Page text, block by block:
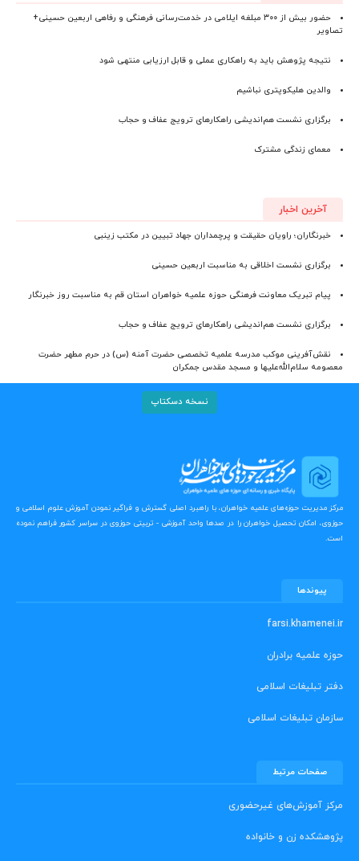
حضور بیش از ۳۰۰ مبلغه ایلامی در خدمت‌رسانی فرهنگی و رفاهی اربعین حسینی+
تصاویر
نتیجه پژوهش باید به راهکاری عملی و قابل ارزیابی منتهی شود
والدین هلیکوپتری نباشیم
برگزاری نشست هم‌اندیشی راهکارهای ترویج عفاف و حجاب
معمای زندگی مشترک
آخرین اخبار
خبرنگاران؛ راویان حقیقت و پرچمداران جهاد تبیین در مکتب زینبی
برگزاری نشست اخلاقی به مناسبت اربعین حسینی
پیام تبریک معاونت فرهنگی حوزه علمیه خواهران استان قم به مناسبت روز خبرنگار
برگزاری نشست هم‌اندیشی راهکارهای ترویج عفاف و حجاب
نقش‌آفرینی موکب مدرسه علمیه تخصصی حضرت آمنه (س) در حرم مطهر حضرت
معصومه سلام‌الله‌علیها و مسجد مقدس جمکران
نسخه دسکتاپ
مرکز مدیریت حوزه‌های علمیه خواهران، با راهبرد اصلی گسترش و فراگیر نمودن آموزش علوم اسلامی و
حوزوی، امکان تحصیل خواهران را در صدها واحد آموزشی - تربیتی حوزوی در سراسر کشور فراهم نموده
است.
پیوندها
farsi.khamenei.ir
حوزه علمیه برادران
دفتر تبلیغات اسلامی
سازمان تبلیغات اسلامی
صفحات مرتبط
مرکز آموزش‌های غیرحضوری
پژوهشکده زن و خانواده